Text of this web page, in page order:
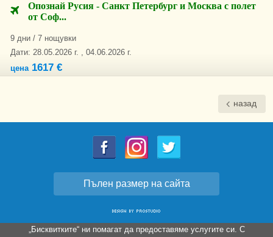
Опознай Русия - Санкт Петербург и Москва с полет
от Соф...
9 дни / 7 нощувки
Дати: 28.05.2026 г. , 04.06.2026 г.
цена1617 €
назад
Пълен размер на сайта
„Бисквитките“ ни помагат да предоставяме услугите си. С